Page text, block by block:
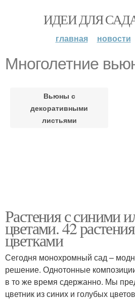
ИДЕИ ДЛЯ
главная новости
Многолетние
Вьюны с
декоративными
листьями
Растения с синими
цветами. 42
цветками
Сегодня монохромный сад –
решение. Однотонные
в то же время сдержанно. Мы
цветник из синих и голубых